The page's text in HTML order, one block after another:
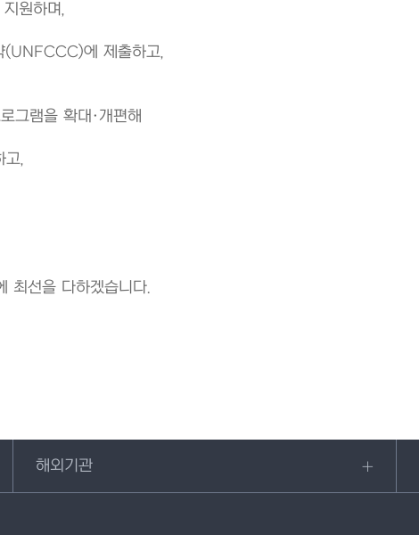
원하며,
(UNFCCC)에 제출하고,
그램을 확대·개편해
고,
최선을 다하겠습니다.
해외기관